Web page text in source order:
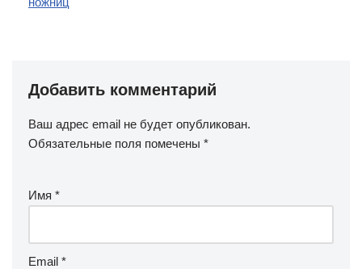
Добавить комментарий
Ваш адрес email не будет опубликован.
Обязательные поля помечены *
Имя *
Email *